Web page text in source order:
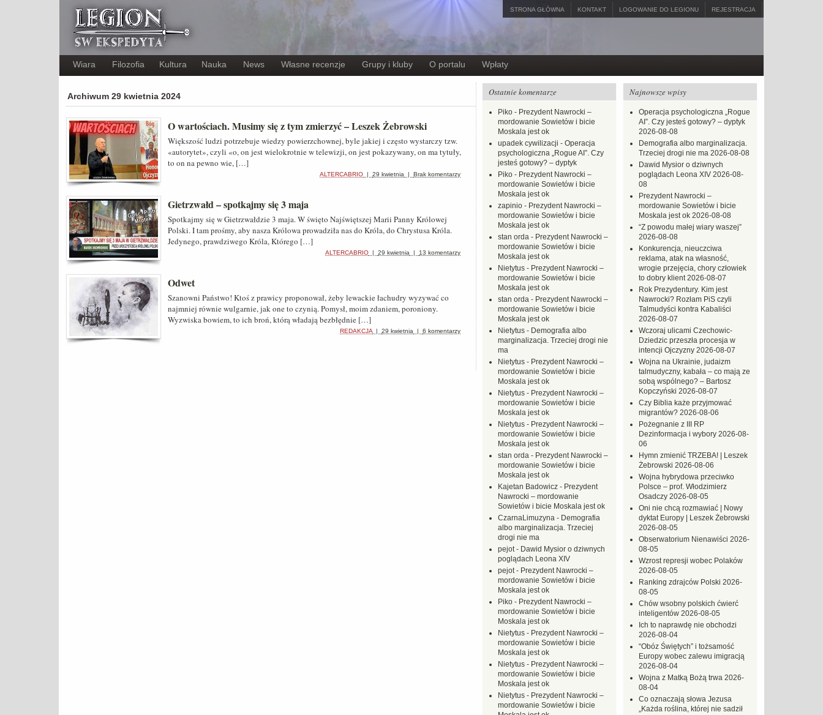
STRONA GŁÓWNA KONTAKT LOGOWANIE DO LEGIONU REJESTRACJA
Wiara Filozofia Kultura Nauka News Własne recenzje Grupy i kluby O portalu Wpłaty
Archiwum 29 kwietnia 2024
O wartościach. Musimy się z tym zmierzyć – Leszek Żebrowski
Większość ludzi potrzebuje wiedzy powierzchownej, byle jakiej i często wystarczy tzw.
«autorytet», czyli «o, on jest wielokrotnie w telewizji, on jest pokazywany, on ma tytuły,
to on na pewno wie, […]
ALTERCABRIO | 29 kwietnia | Brak komentarzy
Gietrzwałd – spotkajmy się 3 maja
Spotkajmy się w Gietrzwałdzie 3 maja. W święto Najświętszej Marii Panny Królowej
Polski. I tam prośmy, aby nasza Królowa prowadziła nas do Króla, do Chrystusa Króla.
Jedynego, prawdziwego Króla, Którego […]
ALTERCABRIO | 29 kwietnia | 13 komentarzy
Odwet
Szanowni Państwo! Ktoś z prawicy proponował, żeby lewackie łachudry wyzywać co
najmniej równie wulgarnie, jak one to czynią. Pomysł, moim zdaniem, poroniony.
Wyzwiska bowiem, to ich broń, którą władają bezbłędnie […]
REDAKCJA | 29 kwietnia | 6 komentarzy
Najnowsze wpisy
Operacja psychologiczna „Rogue
AI”. Czy jesteś gotowy? – dyptyk
2026-08-08
Demografia albo marginalizacja.
Trzeciej drogi nie ma 2026-08-08
Dawid Mysior o dziwnych
poglądach Leona XIV 2026-08-
08
Prezydent Nawrocki –
mordowanie Sowietów i bicie
Moskala jest ok 2026-08-08
“Z powodu małej wiary waszej”
2026-08-08
Konkurencja, nieuczciwa
reklama, atak na własność,
wrogie przejęcia, chory człowiek
to dobry klient 2026-08-07
Rok Prezydentury. Kim jest
Nawrocki? Rozłam PiS czyli
Talmudyści kontra Kabaliści
2026-08-07
Wczoraj ulicami Czechowic-
Dziedzic przeszła procesja w
intencji Ojczyzny 2026-08-07
Wojna na Ukrainie, judaizm
talmudyczny, kabała – co mają ze
sobą wspólnego? – Bartosz
Kopczyński 2026-08-07
Czy Biblia każe przyjmować
migrantów? 2026-08-06
Pożegnanie z III RP
Dezinformacja i wybory 2026-08-
06
Hymn zmienić TRZEBA! | Leszek
Żebrowski 2026-08-06
Wojna hybrydowa przeciwko
Polsce – prof. Włodzimierz
Osadczy 2026-08-05
Oni nie chcą rozmawiać | Nowy
dyktat Europy | Leszek Żebrowski
2026-08-05
Obserwatorium Nienawiści 2026-
08-05
Wzrost represji wobec Polaków
2026-08-05
Ranking zdrajców Polski 2026-
08-05
Chów wsobny polskich ćwierć
inteligentów 2026-08-05
Ich to naprawdę nie obchodzi
2026-08-04
“Obóz Świętych” i tożsamość
Europy wobec zalewu imigracją
2026-08-04
Wojna z Matką Bożą trwa 2026-
08-04
Co oznaczają słowa Jezusa
„Każda roślina, której nie sadził
Ostatnie komentarze
Piko - Prezydent Nawrocki –
mordowanie Sowietów i bicie
Moskala jest ok
upadek cywilizacji - Operacja
psychologiczna „Rogue AI”. Czy
jesteś gotowy? – dyptyk
Piko - Prezydent Nawrocki –
mordowanie Sowietów i bicie
Moskala jest ok
zapinio - Prezydent Nawrocki –
mordowanie Sowietów i bicie
Moskala jest ok
stan orda - Prezydent Nawrocki –
mordowanie Sowietów i bicie
Moskala jest ok
Nietytus - Prezydent Nawrocki –
mordowanie Sowietów i bicie
Moskala jest ok
stan orda - Prezydent Nawrocki –
mordowanie Sowietów i bicie
Moskala jest ok
Nietytus - Demografia albo
marginalizacja. Trzeciej drogi nie
ma
Nietytus - Prezydent Nawrocki –
mordowanie Sowietów i bicie
Moskala jest ok
Nietytus - Prezydent Nawrocki –
mordowanie Sowietów i bicie
Moskala jest ok
Nietytus - Prezydent Nawrocki –
mordowanie Sowietów i bicie
Moskala jest ok
stan orda - Prezydent Nawrocki –
mordowanie Sowietów i bicie
Moskala jest ok
Kajetan Badowicz - Prezydent
Nawrocki – mordowanie
Sowietów i bicie Moskala jest ok
CzarnaLimuzyna - Demografia
albo marginalizacja. Trzeciej
drogi nie ma
pejot- Dawid Mysior o dziwnych
poglądach Leona XIV
pejot- Prezydent Nawrocki –
mordowanie Sowietów i bicie
Moskala jest ok
Piko - Prezydent Nawrocki –
mordowanie Sowietów i bicie
Moskala jest ok
Nietytus - Prezydent Nawrocki –
mordowanie Sowietów i bicie
Moskala jest ok
Nietytus - Prezydent Nawrocki –
mordowanie Sowietów i bicie
Moskala jest ok
Nietytus - Prezydent Nawrocki –
mordowanie Sowietów i bicie